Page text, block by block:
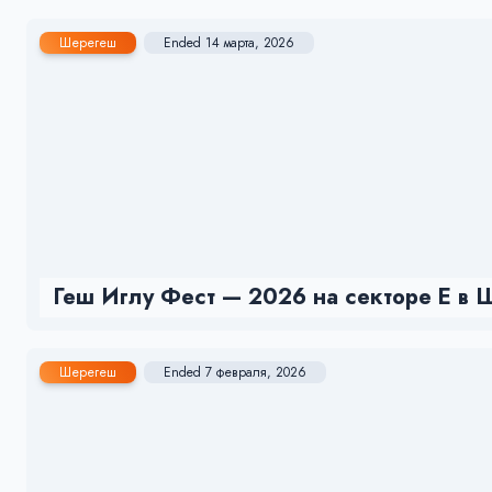
Шерегеш Ended 14 марта, 2026
Геш Иглу Фест — 2026 на секторе Е в
Шерегеш Ended 7 февраля, 2026